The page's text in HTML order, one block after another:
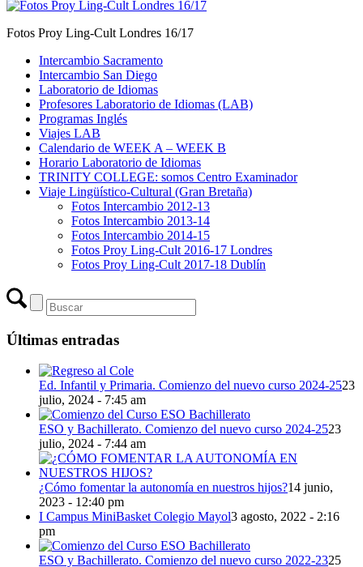
Fotos Proy Ling-Cult Londres 16/17
Intercambio Sacramento
Intercambio San Diego
Laboratorio de Idiomas
Profesores Laboratorio de Idiomas (LAB)
Programas Inglés
Viajes LAB
Calendario de WEEK A – WEEK B
Horario Laboratorio de Idiomas
TRINITY COLLEGE: somos Centro Examinador
Viaje Lingüístico-Cultural (Gran Bretaña)
Fotos Intercambio 2012-13
Fotos Intercambio 2013-14
Fotos Intercambio 2014-15
Fotos Proy Ling-Cult 2016-17 Londres
Fotos Proy Ling-Cult 2017-18 Dublín
Últimas entradas
Ed. Infantil y Primaria. Comienzo del nuevo curso 2024-2523
julio, 2024 - 7:45 am
ESO y Bachillerato. Comienzo del nuevo curso 2024-2523
julio, 2024 - 7:44 am
¿Cómo fomentar la autonomía en nuestros hijos?14 junio,
2023 - 12:40 pm
I Campus MiniBasket Colegio Mayol3 agosto, 2022 - 2:16
pm
ESO y Bachillerato. Comienzo del nuevo curso 2022-2325